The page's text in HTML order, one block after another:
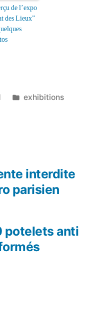
de l’expo
des Lieux”
Posted
exhibitions
potelets anti
interdite
parisien